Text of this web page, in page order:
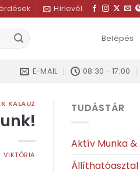
Hírlevél
Belépés
E-MAIL 08:30 - 17:00
KALAUZ
VIKTÓRIA
TUDÁSTÁR
Aktív Munka &